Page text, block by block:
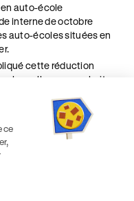
auto-école
interne de octobre
auto-écoles situées en
cette réduction
laquelle vous souhaitez
à l'Article 6
selon les droits acquis
pour un titulaire
à charge dépend du
de Formation et du
ce